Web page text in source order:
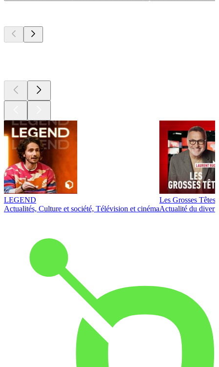
LEGEND
Actualités, Culture et société, Télévision et cinéma
Les Grosses Têtes
Actualité du